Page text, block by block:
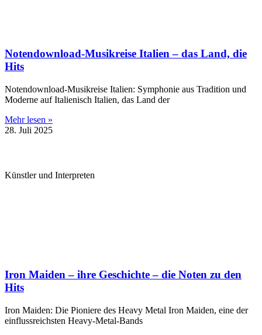
Notendownload-Musikreise Italien – das Land, die
Hits
Notendownload-Musikreise Italien: Symphonie aus Tradition und
Moderne auf Italienisch Italien, das Land der
Mehr lesen »
28. Juli 2025
Künstler und Interpreten
Iron Maiden – ihre Geschichte – die Noten zu den
Hits
Iron Maiden: Die Pioniere des Heavy Metal Iron Maiden, eine der
einflussreichsten Heavy-Metal-Bands